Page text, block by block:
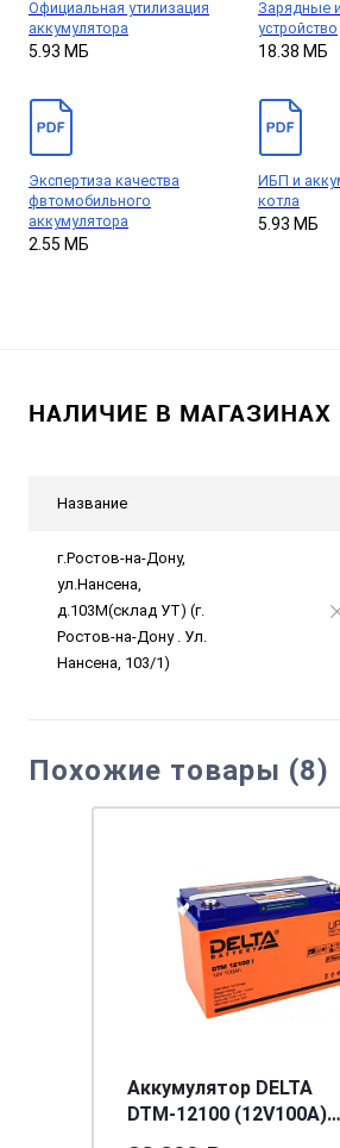
Официальная утилизация
аккумулятора
5.93 МБ
Зарядные
устройство
18.38 МБ
Экспертиза качества
фвтомобильного
аккумулятора
2.55 МБ
ИБП и
котла
5.93 МБ
НАЛИЧИЕ В МАГАЗИНАХ
Название
г.Ростов-на-Дону,
ул.Нансена,
д.103М(склад УТ) (г.
Ростов-на-Дону . Ул.
Нансена, 103/1)
Похожие товары (8)
Аккумулятор DELTA
DTМ-12100 (12V100A)